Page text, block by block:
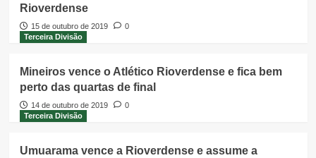
Rioverdense
15 de outubro de 2019
0
Terceira Divisão
Mineiros vence o Atlético Rioverdense e fica bem
perto das quartas de final
14 de outubro de 2019
0
Terceira Divisão
Umuarama vence a Rioverdense e assume a